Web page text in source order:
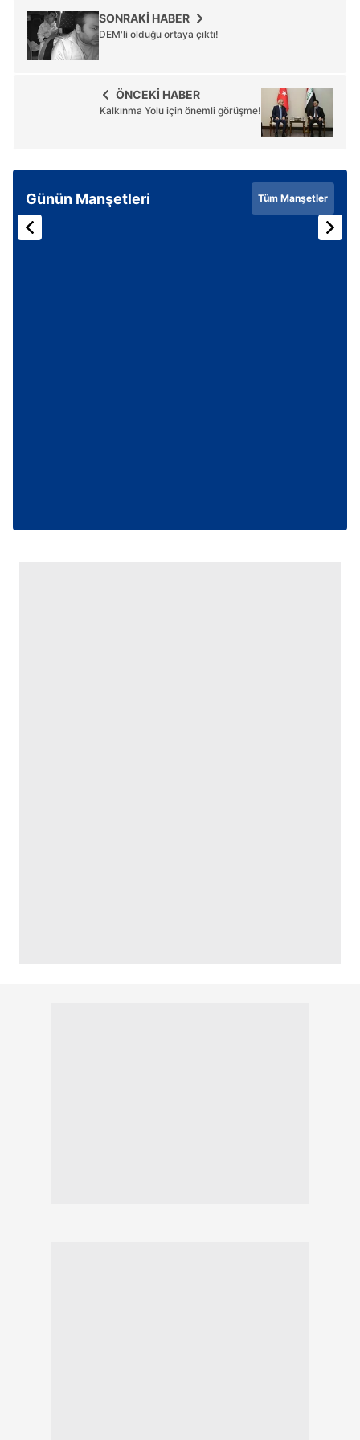
6698 sayılı Kişisel Verilerin Korunması Kanunu uyarınca
hazırlanmış Aydınlatma Metnimizi okumak ve sitemizde
ilgili mevzuata uygun olarak kullanılan çerezlerle ilgili bilgi
SONRAKİ HABER
DEM'li olduğu ortaya çıktı!
ÖNCEKİ HABER
Kalkınma Yolu için önemli görüşme!
Günün Manşetleri Tüm Manşetler